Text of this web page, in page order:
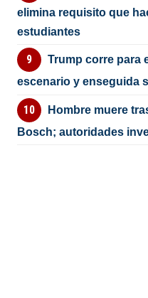
elimina requisito que
estudiantes
Trump corre para
escenario y enseguida
Hombre muere
Bosch; autoridades